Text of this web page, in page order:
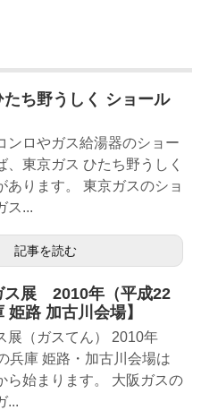
ち野うしく ショール
ンロやガス給湯器のショー
、東京ガス ひたち野うしく
あります。 東京ガスのショ
ス...
記事を読む
展 2010年（平成22
路 加古川会場】
（ガスてん） 2010年
兵庫 姫路・加古川会場は
ら始まります。 大阪ガスの
...